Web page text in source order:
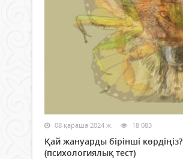
08 қараша 2024 ж. 18 083
Қай жануарды бірінші көрдіңіз?
(психологиялық тест)